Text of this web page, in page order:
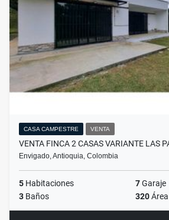
CASA CAMPESTRE VENTA
VENTA FINCA 2 CASAS VARIANTE LAS
Envigado, Antioquia, Colombia
5 Habitaciones 7Garaje
3 Baños 320